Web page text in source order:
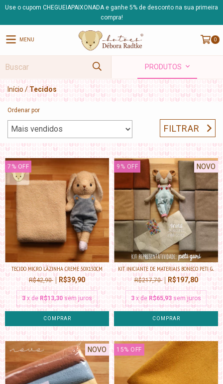
Use o cupom CHEGUEIAPAIXONADA e ganhe 5% de desconto na sua primeira
compra!
MENU 0
PRODUTOS
Início /Tecidos
Ordenar por
FILTRAR
7 % OFF
TECIDO MICRO LÃZINHA CREME 50X150CM
R$42,90 R$39,90
3 x de R$13,30 sem juros
9 % OFF NOVO
KIT INICIANTE DE MATERIAIS BONECO PETI G...
R$217,70 R$197,80
3 x de R$65,93 sem juros
NOVO 15% OFF